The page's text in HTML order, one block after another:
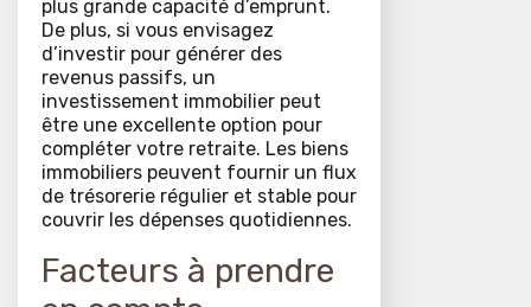
plus grande capacité d’emprunt.
De plus, si vous envisagez
d’investir pour générer des
revenus passifs, un
investissement immobilier peut
être une excellente option pour
compléter votre retraite. Les biens
immobiliers peuvent fournir un flux
de trésorerie régulier et stable pour
couvrir les dépenses quotidiennes.
Facteurs à prendre